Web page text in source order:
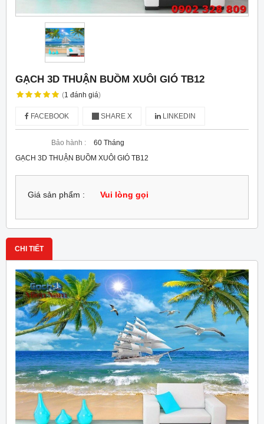
GẠCH 3D THUẬN BUỒM XUÔI GIÓ TB12
(1 đánh giá)
FACEBOOK SHARE X LINKEDIN
Bảo hành :
60 Tháng
GẠCH 3D THUẬN BUỒM XUÔI GIÓ TB12
Giá sản phẩm : Vui lòng gọi
CHI TIẾT